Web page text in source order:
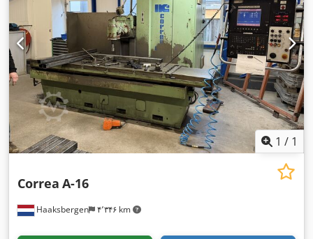
1 / 1
Haaksbergen ۴٬۳۴۶ km
Correa A-16